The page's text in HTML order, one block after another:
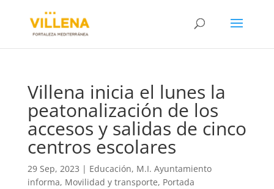
Villena inicia el lunes la
peatonalización de los
accesos y salidas de cinco
centros escolares
29 Sep, 2023 | Educación, M.I. Ayuntamiento
informa, Movilidad y transporte, Portada